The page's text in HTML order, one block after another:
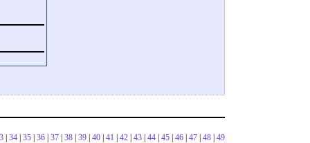
| 34 | 35 | 36 | 37 | 38 | 39 | 40 | 41 | 42 | 43 | 44 | 45 | 46 | 47 | 48 | 49